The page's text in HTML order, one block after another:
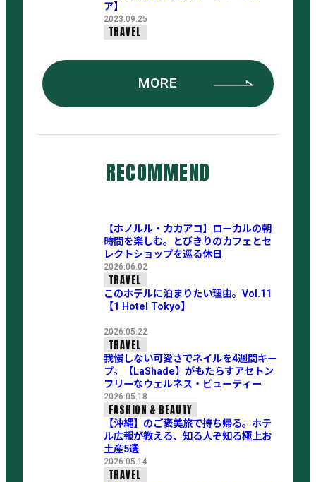
ア】
2023.09.25
TRAVEL
MORE
RECOMMEND
【ホノルル・カカアコ】ローカルの朝
時間を楽しむ。とびきりのカフェとセ
レクトショップを巡る休日
2026.06.02
TRAVEL
このホテルに泊まりたい理由。Vol.11
【1 Hotel Tokyo】
2026.05.22
TRAVEL
我慢しない可愛さでネイルを4週間キー
プ。【LaShade】がもたらすアセトン
フリーなウェルネス・ビューティー
2026.05.18
FASHION & BEAUTY
【沖縄】のご褒美旅で持ち帰る。ホテ
ル広報が教える、知る人ぞ知る極上お
土産5選
2026.05.14
TRAVEL